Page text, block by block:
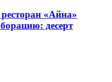
«Айна»
десерт